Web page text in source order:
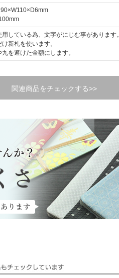
用している為、文字がにじむ事があります
新札を使います。
を避けた金額にします。
関連商品をチェックする>>